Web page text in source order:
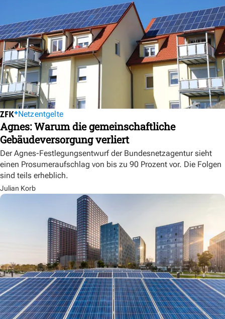
Netzentgelte
Agnes: Warum die gemeinschaftliche
Gebäudeversorgung verliert
Der Agnes-Festlegungsentwurf der Bundesnetzagentur sieht
einen Prosumeraufschlag von bis zu 90 Prozent vor. Die Folgen
sind teils erheblich.
Julian Korb